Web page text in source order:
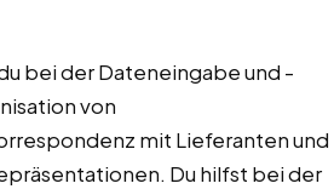
bei der Dateneingabe und -
von
mit Lieferanten und
Du hilfst bei der